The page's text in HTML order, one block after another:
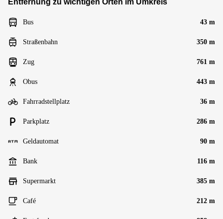
Bus 43 m
Straßenbahn 350 m
Zug 761 m
Obus 443 m
Fahrradstellplatz 36 m
Parkplatz 286 m
Geldautomat 90 m
Bank 116 m
Supermarkt 385 m
Café 212 m